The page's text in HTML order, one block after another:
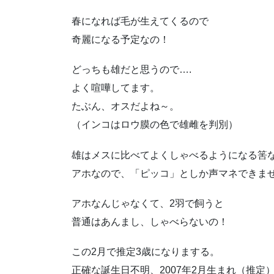
春になれば毛が生えてくるので
奇麗になる予定なの！
どっちも雄だと思うので….
よく喧嘩してます。
たぶん、オスだよね～。
（インコはロウ膜の色で雄雌を判別）
雄はメスに比べてよくしゃべるようになる筈
アホなので、「ピッコ」としか声マネできま
アホなんじゃなくて、2羽で飼うと
普通はあんまし、しゃべらないの！
この2月で推定3歳になりまする。
正確な誕生日不明、2007年2月生まれ（推定